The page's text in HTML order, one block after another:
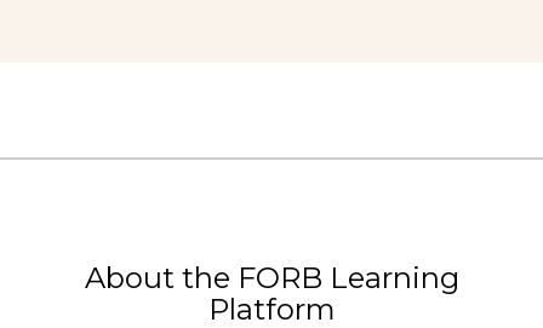
About the FORB Learning
Platform